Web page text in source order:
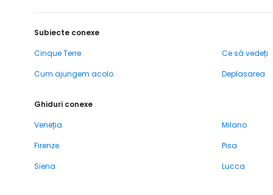
Subiecte conexe
Cinque Terre
Ce să vedeți
Cum ajungem acolo
Deplasarea
Ghiduri conexe
Veneția
Milano
Firenze
Pisa
Siena
Lucca